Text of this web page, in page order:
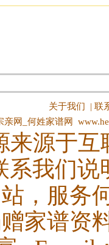
关于我们 |联
亲网_何姓家谱网
来源于
系我们
，服务
家谱资